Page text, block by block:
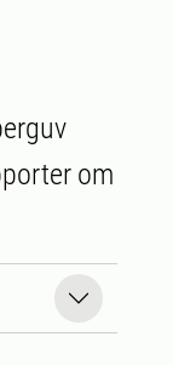
om